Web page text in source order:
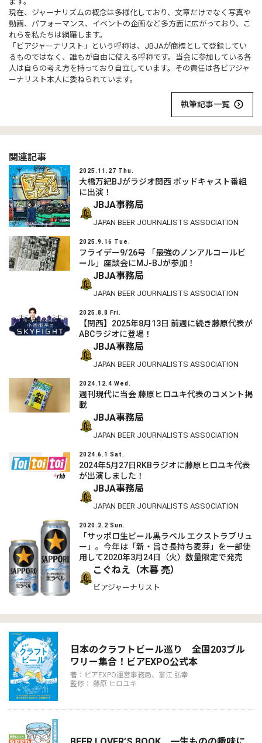
現在、ジャーナリズムの概念は多様化しており、文章だけでなく写真や
動画、パフォーマンス、イベントの企画など多方面に広がっており、こ
れらを私たちは網羅します。
「ビアジャーナリスト」という呼称は、JBJAが商標として登録してい
るものではなく、誰もが自由に使える呼称です。当会に参加している各
人は自らの考え方を持っており自立しています。その責任は各ビアジャ
ーナリスト本人に委ねられています。
執筆記事一覧
関連記事
2025.11.27 Thu.
大橋万紀BJがラジオ関西 ポッドキャスト番組
に出演！
JBJA事務局
JAPAN BEER JOURNALISTS ASSOCIATION
2025.9.16 Tue.
フライデー9/26号 「最強のノンアルコールビ
ール」座談会にMJ-BJが参加！
JBJA事務局
JAPAN BEER JOURNALISTS ASSOCIATION
2025.8.8 Fri.
【関西】2025年8月13日 前週に続き藤原代表が
ABCラジオに登場！
JBJA事務局
JAPAN BEER JOURNALISTS ASSOCIATION
2024.12.4 Wed.
週刊現代に当会 藤原ヒロユキ代表のコメント掲
載
JBJA事務局
JAPAN BEER JOURNALISTS ASSOCIATION
2024.6.1 Sat.
2024年5月27日RKBラジオに藤原ヒロユキ代表
が出演しました！
JBJA事務局
JAPAN BEER JOURNALISTS ASSOCIATION
2020.2.2 Sun.
「サッポロ生ビール黒ラベル エクストラブリュ
ー」。今年は「新・旨さ長持ち麦芽」を一部使
用して2020年3月24日（火）数量限定で発売
こぐねえ（木暮 亮）
ビアジャーナリスト
日本のクラフトビール巡り 全国203ブル
ワリー集合！ビアEXPO公式本
著：ビアEXPO運営事務局、富江 弘幸
監修： 藤原 ヒロユキ